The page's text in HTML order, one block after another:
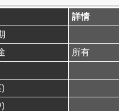
詳情
所有